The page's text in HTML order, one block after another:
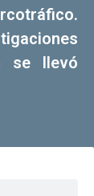
se llevó